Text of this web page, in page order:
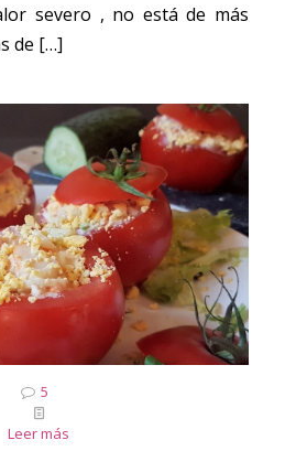
severo , no está de más
de […]
5
Leer más